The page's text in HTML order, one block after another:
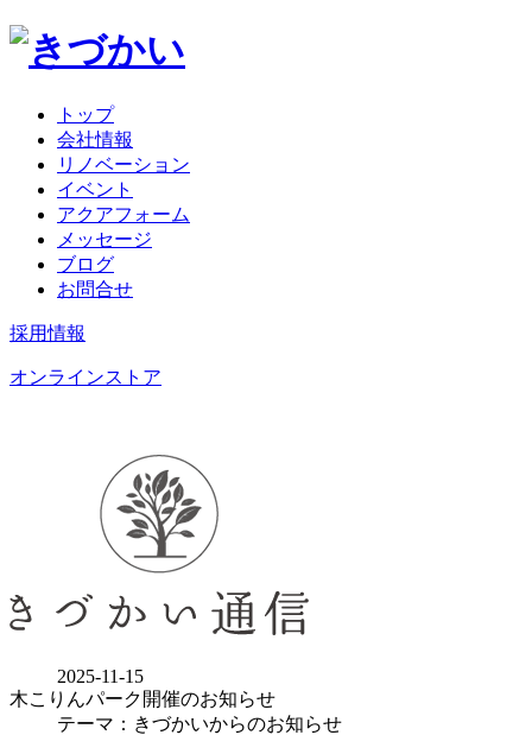
トップ
会社情報
リノベーション
イベント
アクアフォーム
メッセージ
ブログ
お問合せ
採用情報
オンラインストア
2025-11-15
木こりんパーク開催のお知らせ
テーマ：きづかいからのお知らせ